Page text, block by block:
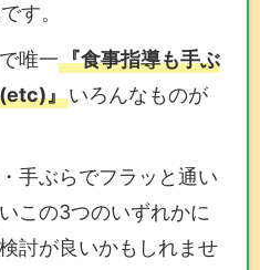
す。
唯一『食事指導も手ぶ
』いろんなものが
手ぶらでフラッと通い
この3つのいずれかに
討が良いかもしれませ